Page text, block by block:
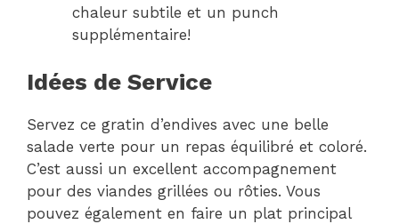
chaleur subtile et un punch
supplémentaire!
Idées de Service
Servez ce gratin d’endives avec une belle
salade verte pour un repas équilibré et coloré.
C’est aussi un excellent accompagnement
pour des viandes grillées ou rôties. Vous
pouvez également en faire un plat principal